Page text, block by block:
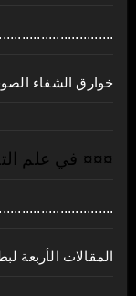
خوارق الشفاء
¤¤¤ في علم
المقالات الأربعة